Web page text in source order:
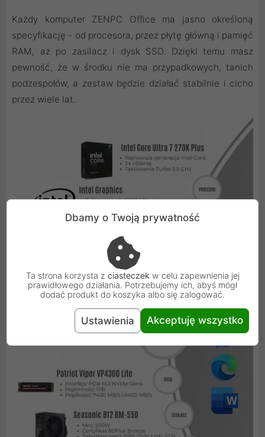
Każdy komputer ZENPC Office ma jasno określoną
specyfikację - od procesora, przez płytę główną i pamięć
RAM, aż po zasilacz i dysk SSD. Dzięki temu masz
pewność, że w środku nie ma przypadkowych, tanich
podzespołów, a zestaw będzie działać stabilnie i cicho
przez wiele lat.
Dbamy o Twoją prywatność
Ta strona korzysta z ciasteczek w celu zapewnienia jej
prawidłowego działania. Potrzebujemy ich, abyś mógł
dodać produkt do koszyka albo się zalogować.
Ustawienia Akceptuję wszystko